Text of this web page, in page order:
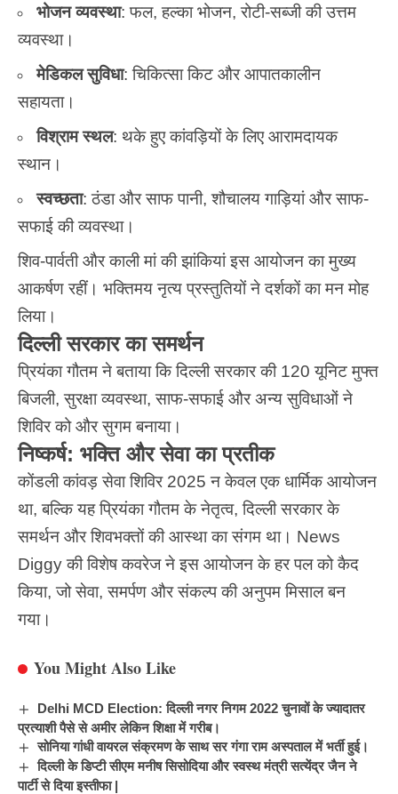
भोजन व्यवस्था: फल, हल्का भोजन, रोटी-सब्जी की उत्तम
व्यवस्था।
मेडिकल सुविधा: चिकित्सा किट और आपातकालीन
सहायता।
विश्राम स्थल: थके हुए कांवड़ियों के लिए आरामदायक
स्थान।
स्वच्छता: ठंडा और साफ पानी, शौचालय गाड़ियां और साफ-
सफाई की व्यवस्था।
शिव-पार्वती और काली मां की झांकियां इस आयोजन का मुख्य
आकर्षण रहीं। भक्तिमय नृत्य प्रस्तुतियों ने दर्शकों का मन मोह
लिया।
दिल्ली सरकार का समर्थन
प्रियंका गौतम ने बताया कि दिल्ली सरकार की 120 यूनिट मुफ्त
बिजली, सुरक्षा व्यवस्था, साफ-सफाई और अन्य सुविधाओं ने
शिविर को और सुगम बनाया।
निष्कर्ष: भक्ति और सेवा का प्रतीक
कोंडली कांवड़ सेवा शिविर 2025 न केवल एक धार्मिक आयोजन
था, बल्कि यह प्रियंका गौतम के नेतृत्व, दिल्ली सरकार के
समर्थन और शिवभक्तों की आस्था का संगम था। News
Diggy की विशेष कवरेज ने इस आयोजन के हर पल को कैद
किया, जो सेवा, समर्पण और संकल्प की अनुपम मिसाल बन
गया।
You Might Also Like
Delhi MCD Election: दिल्ली नगर निगम 2022 चुनावों के ज्यादातर
प्रत्याशी पैसे से अमीर लेकिन शिक्षा में गरीब।
सोनिया गांधी वायरल संक्रमण के साथ सर गंगा राम अस्पताल में भर्ती हुई।
दिल्ली के डिप्टी सीएम मनीष सिसोदिया और स्वस्थ मंत्री सत्येंद्र जैन ने
पार्टी से दिया इस्तीफा |